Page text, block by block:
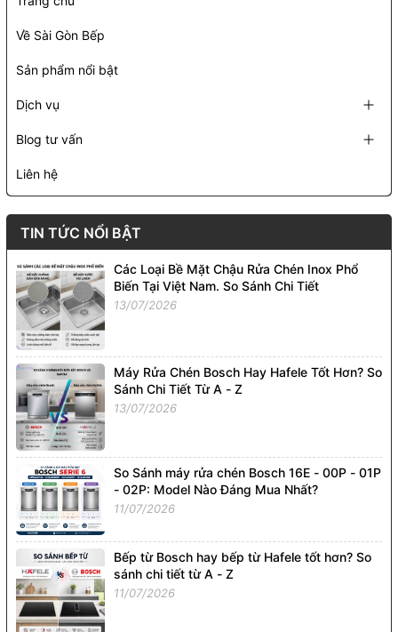
Về Sài Gòn Bếp
Sản phẩm nổi bật
Dịch vụ
Blog tư vấn
Liên hệ
TIN TỨC NỔI BẬT
Các Loại Bề Mặt Chậu Rửa Chén Inox Phổ
Biến Tại Việt Nam. So Sánh Chi Tiết
13/07/2026
Máy Rửa Chén Bosch Hay Hafele Tốt Hơn? So
Sánh Chi Tiết Từ A - Z
13/07/2026
So Sánh máy rửa chén Bosch 16E - 00P - 01P
- 02P: Model Nào Đáng Mua Nhất?
11/07/2026
Bếp từ Bosch hay bếp từ Hafele tốt hơn? So
sánh chi tiết từ A - Z
11/07/2026